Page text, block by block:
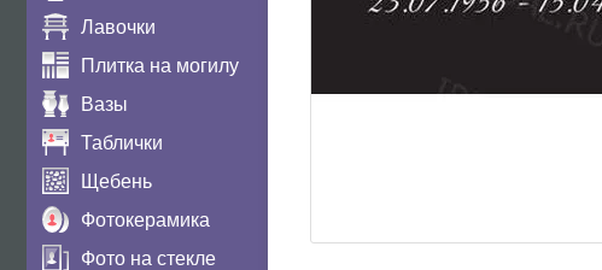
Лавочки
Плитка на могилу
Вазы
Таблички
Щебень
Фотокерамика
Фото на стекле